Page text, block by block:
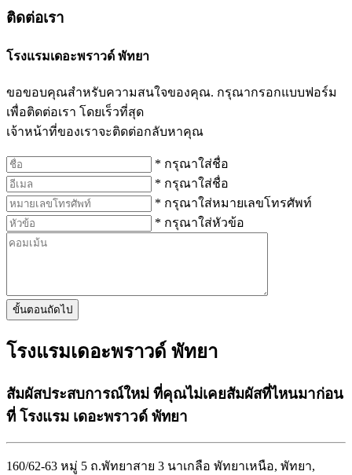
ติดต่อเรา
โรงแรมเดอะพราวด์ พัทยา
ขอขอบคุณสำหรับความสนใจของคุณ. กรุณากรอกแบบฟอร์ม
เพื่อติดต่อเรา โดยเร็วที่สุด
เจ้าหน้าที่ของเราจะติดต่อกลับหาคุณ
* กรุณาใส่ชื่อ
* กรุณาใส่ชื่อ
* กรุณาใส่หมายเลขโทรศัพท์
* กรุณาใส่หัวข้อ
ขั้นตอนถัดไป
โรงแรมเดอะพราวด์ พัทยา
สัมผัสประสบการณ์ใหม่ ที่คุณไม่เคยสัมผัสที่ไหนมาก่อน
ที่ โรงแรม เดอะพราวด์ พัทยา
160/62-63 หมู่ 5 ถ.พัทยาสาย 3 นาเกลือ พัทยาเหนือ, พัทยา,